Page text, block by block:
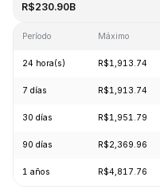
R$230.90B
Período Máximo
24 hora(s) R$1,913.74
7 días R$1,913.74
30 días R$1,951.79
90 días R$2,369.96
1 años R$4,817.76